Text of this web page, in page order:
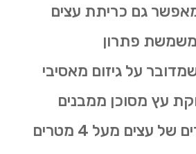
גם כריתת עצים
פתרון
על גיזום מאסיבי
עץ מסוכן ממבנים
קיימים. במקרים של עצים מעל 4 מטרים